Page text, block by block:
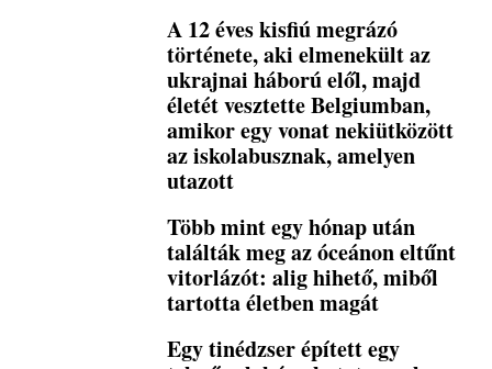
A 12 éves kisfiú megrázó
története, aki elmenekült az
ukrajnai háború elől, majd
életét vesztette Belgiumban,
amikor egy vonat nekiütközött
az iskolabusznak, amelyen
utazott
Több mint egy hónap után
találták meg az óceánon eltűnt
vitorlázót: alig hihető, miből
tartotta életben magát
Egy tinédzser épített egy